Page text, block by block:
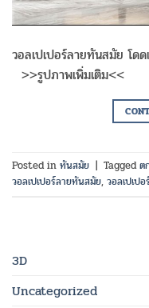
3D
Uncategorized
วอลเปเปอร์ลาย
>>รูปภาพเพิ่มเติม<<
Posted in ทันสมัย | Taggedต
วอลเปเปอร์ลายทันสมัย, วอลเปเปอ